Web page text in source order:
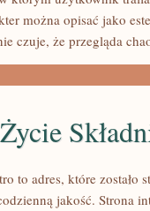
można opisać jako
czuje, że przegląda
to adres, które zostało
jakość. Strona